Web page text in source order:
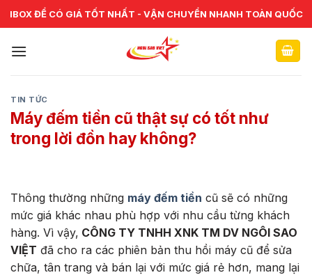
Skip
to
CHUYÊN CUNG CẤP VÀ SỬA CHỮA VẬT TƯ NGÂN HÀNG TOÀN
QUỐC
TIN TỨC
Máy đếm tiền cũ thật sự có tốt như
trong lời đồn hay không?
Thông thường những máy đếm tiền cũ sẽ có những
mức giá khác nhau phù hợp với nhu cầu từng khách
hàng. Vì vậy, CÔNG TY TNHH XNK TM DV NGÔI SAO
VIỆT đã cho ra các phiên bản thu hồi máy cũ để sửa
chữa, tân trang và bán lại với mức giá rẻ hơn, mang lại
IBOX ĐỂ CÓ GIÁ TỐT NHẤT - VẬN CHUYỂN NHANH TOÀN QUỐC